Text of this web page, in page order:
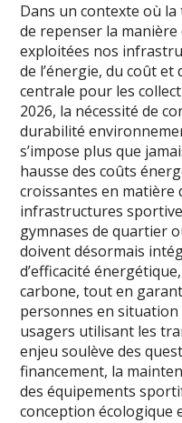
Dans un contexte où
de repenser la
exploitées nos
de l’énergie, du coût et
centrale pour les
2026, la nécessité de
durabilité
s’impose plus que
hausse des coûts
croissantes en matière
infrastructures
gymnases de quartier
doivent désormais
d’efficacité
carbone, tout en
personnes en situation
usagers utilisant les
enjeu soulève des
financement, la
des équipements
conception